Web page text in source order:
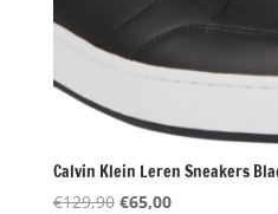
Calvin Klein Leren Sneakers
€129,90 Oorspronkelijke
€65,00Huidige